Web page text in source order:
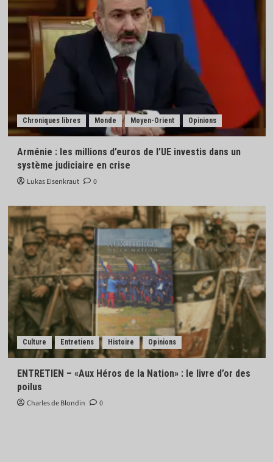
Chroniques libres Monde Moyen-Orient Opinions
Arménie : les millions d’euros de l’UE investis dans un
système judiciaire en crise
Lukas Eisenkraut 0
Culture Entretiens Histoire Opinions
ENTRETIEN – «Aux Héros de la Nation» : le livre d’or des
poilus
Charles de Blondin 0